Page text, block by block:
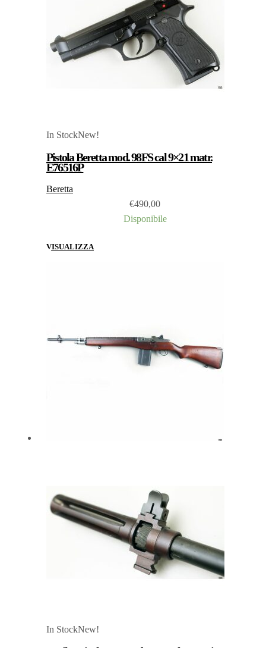
In StockNew!
Pistola Beretta mod. 98FS cal 9×21 matr.
E76516P
Beretta
€490,00
Disponibile
VISUALIZZA
In StockNew!